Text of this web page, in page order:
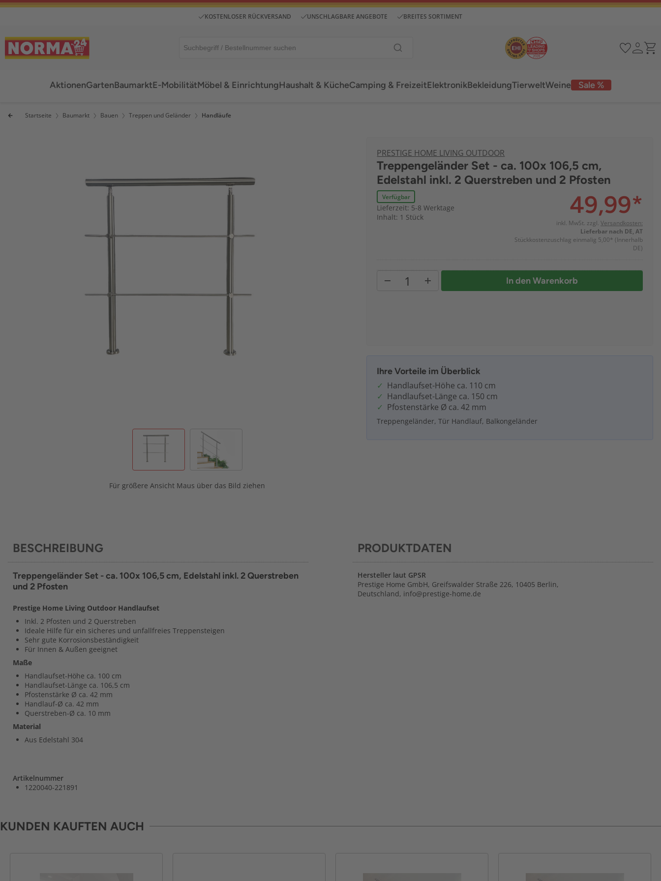
KOSTENLOSER RÜCKVERSAND UNSCHLAGBARE ANGEBOTE BREITES SORTIMENT
AktionenGartenBaumarktE-MobilitätMöbel & EinrichtungHaushalt & KücheCamping & Freizeit Sale %
ElektronikBekleidungTierweltWeine
Startseite Baumarkt Bauen Treppen und Geländer Handläufe
Für größere Ansicht Maus über das Bild ziehen
PRESTIGE HOME LIVING OUTDOOR
Treppengeländer Set - ca. 100x 106,5 cm,
Edelstahl inkl. 2 Querstreben und 2 Pfosten
Verfügbar
Lieferzeit: 5-8 Werktage
Inhalt: 1 Stück
49,99*
inkl. MwSt. zzgl. Versandkosten:
Lieferbar nach DE, AT
Stückkostenzuschlag einmalig 5,00* (Innerhalb
DE)
In den Warenkorb
Ihre Vorteile im Überblick
Handlaufset-Höhe ca. 110 cm
Handlaufset-Länge ca. 150 cm
Pfostenstärke Ø ca. 42 mm
Treppengeländer, Tür Handlauf, Balkongeländer
BESCHREIBUNG
Treppengeländer Set - ca. 100x 106,5 cm, Edelstahl inkl. 2 Querstreben
und 2 Pfosten
Prestige Home Living Outdoor Handlaufset
Inkl. 2 Pfosten und 2 Querstreben
Ideale Hilfe für ein sicheres und unfallfreies Treppensteigen
Sehr gute Korrosionsbeständigkeit
Für Innen & Außen geeignet
Maße
Handlaufset-Höhe ca. 100 cm
Handlaufset-Länge ca. 106,5 cm
Pfostenstärke Ø ca. 42 mm
Handlauf-Ø ca. 42 mm
Querstreben-Ø ca. 10 mm
Material
Aus Edelstahl 304
Artikelnummer
1220040-221891
PRODUKTDATEN
Hersteller laut GPSR
Prestige Home GmbH, Greifswalder Straße 226, 10405 Berlin,
Deutschland, info@prestige-home.de
KUNDEN KAUFTEN AUCH